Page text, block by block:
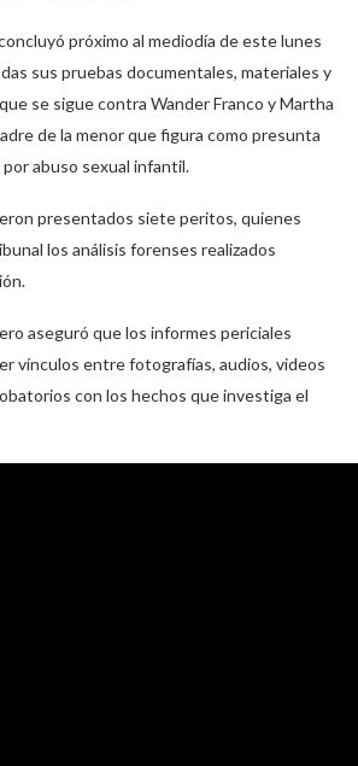
próximo al mediodía de este lunes
sus pruebas documentales, materiales y
se sigue contra Wander Franco y Martha
de la menor que figura como presunta
abuso sexual infantil.
presentados siete peritos, quienes
los análisis forenses realizados
aseguró que los informes periciales
vínculos entre fotografías, audios, videos
con los hechos que investiga el